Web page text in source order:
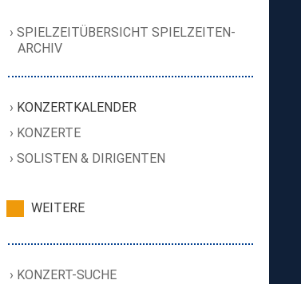
SPIELZEITÜBERSICHT SPIELZEITEN-
ARCHIV
KONZERTKALENDER
KONZERTE
SOLISTEN & DIRIGENTEN
WEITERE
KONZERT-SUCHE